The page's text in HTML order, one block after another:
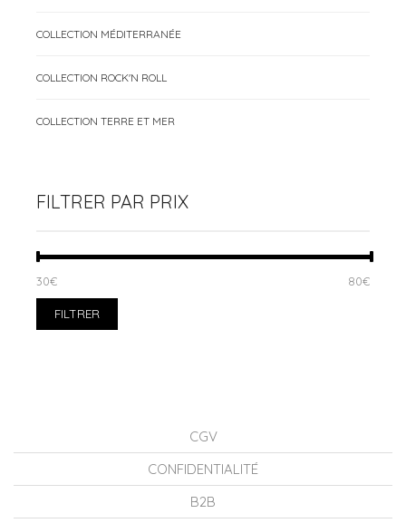
COLLECTION MÉDITERRANÉE
COLLECTION ROCK'N ROLL
COLLECTION TERRE ET MER
FILTRER PAR PRIX
PRIX
MIN
PRIX
MAX
FILTRER
30€ 80€
CGV
CONFIDENTIALITÉ
B2B